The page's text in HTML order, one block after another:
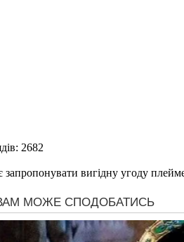
2682
вигідну угоду